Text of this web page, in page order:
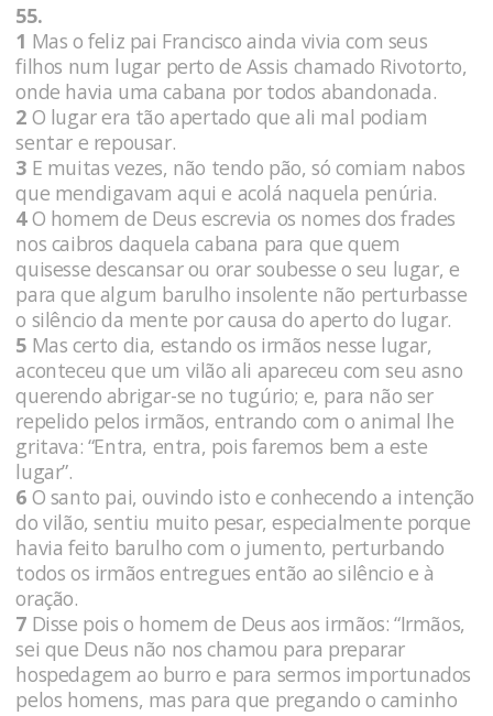
55.
1 Mas o feliz pai Francisco ainda vivia com seus
filhos num lugar perto de Assis chamado Rivotorto,
onde havia uma cabana por todos abandonada.
2 O lugar era tão apertado que ali mal podiam
sentar e repousar.
3 E muitas vezes, não tendo pão, só comiam nabos
que mendigavam aqui e acolá naquela penúria.
4O homem de Deus escrevia os nomes dos frades
nos caibros daquela cabana para que quem
quisesse descansar ou orar soubesse o seu lugar, e
para que algum barulho insolente não perturbasse
o silêncio da mente por causa do aperto do lugar.
5 Mas certo dia, estando os irmãos nesse lugar,
aconteceu que um vilão ali apareceu com seu asno
querendo abrigar-se no tugúrio; e, para não ser
repelido pelos irmãos, entrando com o animal lhe
gritava: “Entra, entra, pois faremos bem a este
lugar”.
6 O santo pai, ouvindo isto e conhecendo a intenção
do vilão, sentiu muito pesar, especialmente porque
havia feito barulho com o jumento, perturbando
todos os irmãos entregues então ao silêncio e à
oração.
7 Disse pois o homem de Deus aos irmãos: “Irmãos,
sei que Deus não nos chamou para preparar
hospedagem ao burro e para sermos importunados
pelos homens, mas para que pregando o caminho